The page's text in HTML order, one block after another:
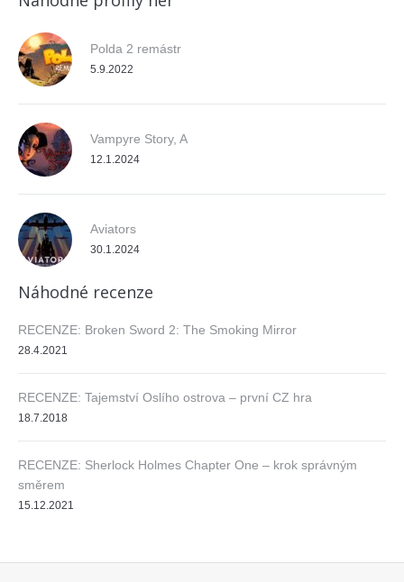
Polda 2 remástr
5.9.2022
Vampyre Story, A
12.1.2024
Aviators
30.1.2024
Náhodné recenze
RECENZE: Broken Sword 2: The Smoking Mirror
28.4.2021
RECENZE: Tajemství Oslího ostrova – první CZ hra
18.7.2018
RECENZE: Sherlock Holmes Chapter One – krok správným
směrem
15.12.2021